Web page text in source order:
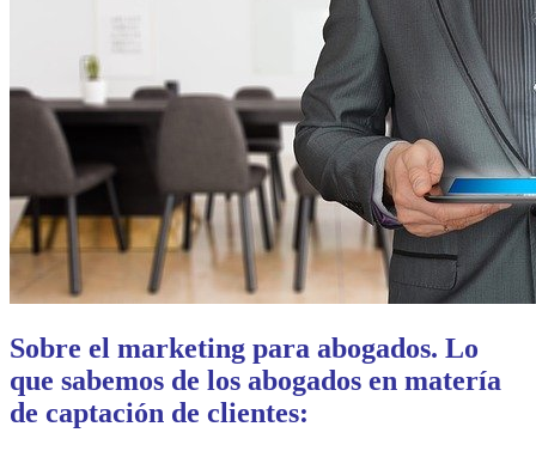
Sobre el marketing para abogados. Lo
que sabemos de los abogados en matería
de captación de clientes: